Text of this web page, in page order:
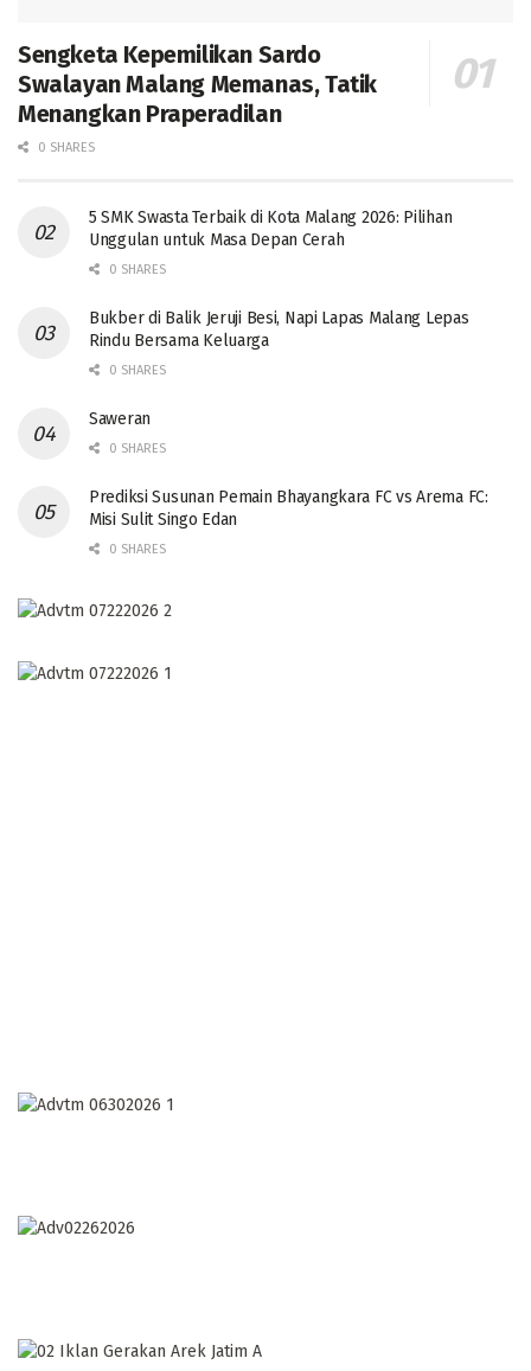
Sengketa Kepemilikan Sardo
Swalayan Malang Memanas, Tatik
Menangkan Praperadilan
0 SHARES
5 SMK Swasta Terbaik di Kota Malang 2026: Pilihan
Unggulan untuk Masa Depan Cerah
0 SHARES
Bukber di Balik Jeruji Besi, Napi Lapas Malang Lepas
Rindu Bersama Keluarga
0 SHARES
Saweran
0 SHARES
Prediksi Susunan Pemain Bhayangkara FC vs Arema FC:
Misi Sulit Singo Edan
0 SHARES